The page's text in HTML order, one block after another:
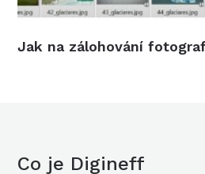
Jak na zálohování
Co je Digineff